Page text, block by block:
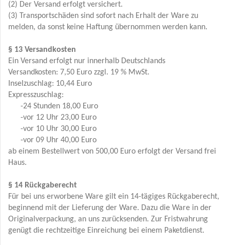
(2) Der Versand erfolgt versichert.
(3) Transportschäden sind sofort nach Erhalt der Ware zu
melden, da sonst keine Haftung übernommen werden kann.
§ 13 Versandkosten
Ein Versand erfolgt nur innerhalb Deutschlands
Versandkosten: 7,50 Euro zzgl. 19 % MwSt.
Inselzuschlag: 10,44 Euro
Expresszuschlag:
-24 Stunden 18,00 Euro
-vor 12 Uhr 23,00 Euro
-vor 10 Uhr 30,00 Euro
-vor 09 Uhr 40,00 Euro
ab einem Bestellwert von 500,00 Euro erfolgt der Versand frei
Haus.
§ 14 Rückgaberecht
Für bei uns erworbene Ware gilt ein 14-tägiges Rückgaberecht,
beginnend mit der Lieferung der Ware. Dazu die Ware in der
Originalverpackung, an uns zurücksenden. Zur Fristwahrung
genügt die rechtzeitige Einreichung bei einem Paketdienst.